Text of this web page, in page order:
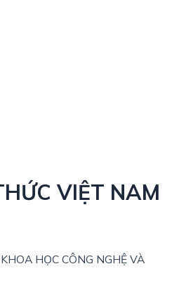
VIỆT NAM
HỌC CÔNG NGHỆ VÀ